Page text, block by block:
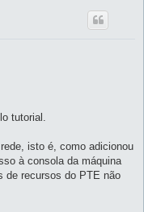
tutorial.
isto é, como adicionou
à consola da máquina
de recursos do PTE não